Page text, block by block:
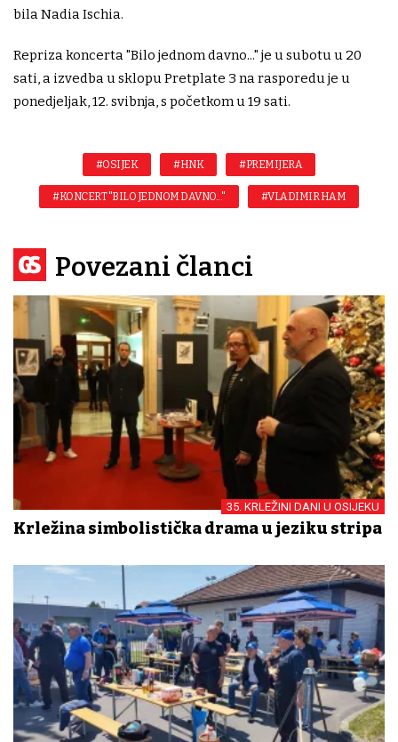
bila Nadia Ischia.
Repriza koncerta "Bilo jednom davno..." je u subotu u 20
sati, a izvedba u sklopu Pretplate 3 na rasporedu je u
ponedjeljak, 12. svibnja, s početkom u 19 sati.
#OSIJEK #HNK #PREMIJERA
#KONCERT "BILO JEDNOM DAVNO..." #VLADIMIR HAM
Povezani članci
35. KRLEŽINI DANI U OSIJEKU
Krležina simbolistička drama u jeziku stripa